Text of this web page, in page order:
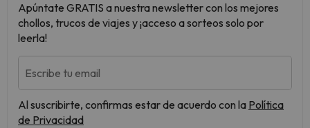
Apúntate GRATIS a nuestra newsletter con los mejores
chollos, trucos de viajes y ¡acceso a sorteos solo por
leerla!
Escribe tu email
Al suscribirte, confirmas estar de acuerdo con la Política
de Privacidad